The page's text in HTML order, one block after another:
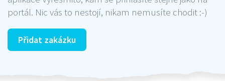
portál. Nic vás to nestojí, nikam nemusíte chodit :-)
Přidat zakázku